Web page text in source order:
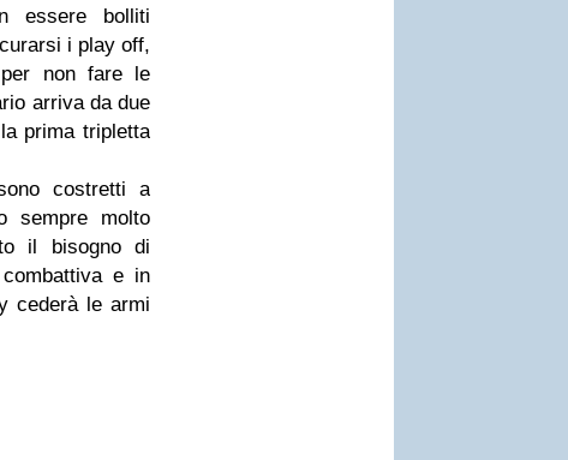
essere bolliti
i play off,
non fare le
arriva da due
prima tripletta
costretti a
sempre molto
il bisogno di
e in
cederà le armi